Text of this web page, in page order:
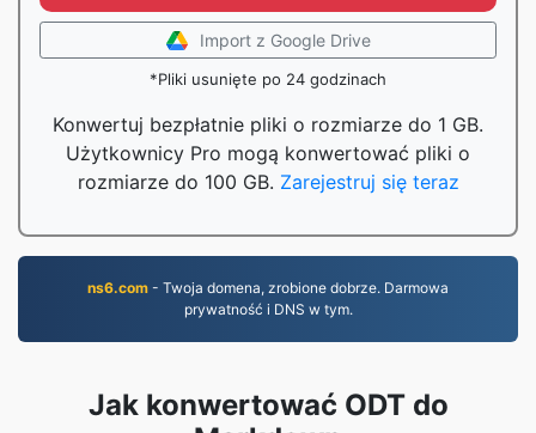
Import z Google Drive
*Pliki usunięte po 24 godzinach
Konwertuj bezpłatnie pliki o rozmiarze do 1 GB.
Użytkownicy Pro mogą konwertować pliki o
rozmiarze do 100 GB. Zarejestruj się teraz
ns6.com - Twoja domena, zrobione dobrze. Darmowa
prywatność i DNS w tym.
Jak konwertować ODT do